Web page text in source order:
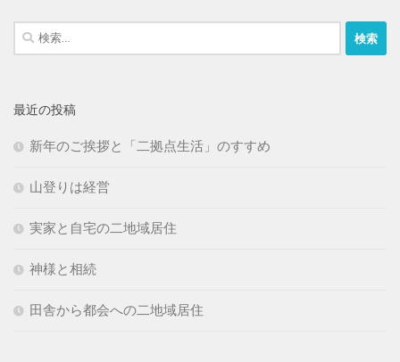
検
索:
最近の投稿
新年のご挨拶と「二拠点生活」のすすめ
山登りは経営
実家と自宅の二地域居住
神様と相続
田舎から都会への二地域居住